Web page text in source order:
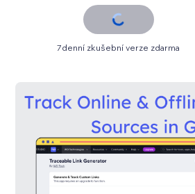
7denní zkušební verze zdarma